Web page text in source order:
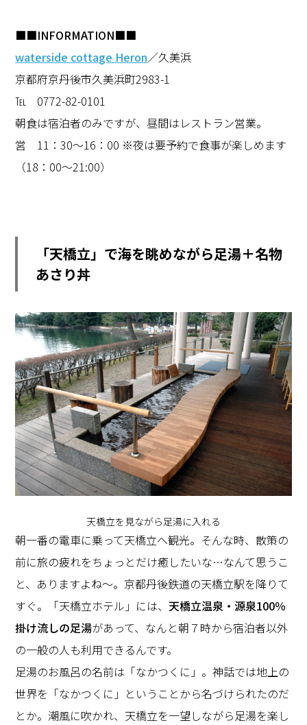
■■INFORMATION■■
waterside cottage Heron／久美浜
京都府京丹後市久美浜町2983-1
℡ 0772-82-0101
朝食は宿泊者のみですが、昼間はレストラン営業。
営 11：30～16：00 ※夜は要予約で食事が楽しめます
（18：00～21:00）
「天橋立」で海を眺めながら足湯＋名物
あさり丼
天橋立を見ながら足湯に入れる
朝一番の電車に乗って天橋立へ観光。そんな時、散策の
前に旅の疲れをちょっとだけ癒したいな…なんて思うこ
と、ありますよね～。京都丹後鉄道の天橋立駅を降りて
すぐ。「天橋立ホテル」には、天橋立温泉・源泉100％
掛け流しの足湯があって、なんと朝７時から宿泊者以外
の一般の人も利用できるんです。
足湯のお風呂の名前は「なかつくに」。神話では地上の
世界を「なかつくに」ということから名づけられたのだ
とか。潮風に吹かれ、天橋立を一望しながら足湯を楽し